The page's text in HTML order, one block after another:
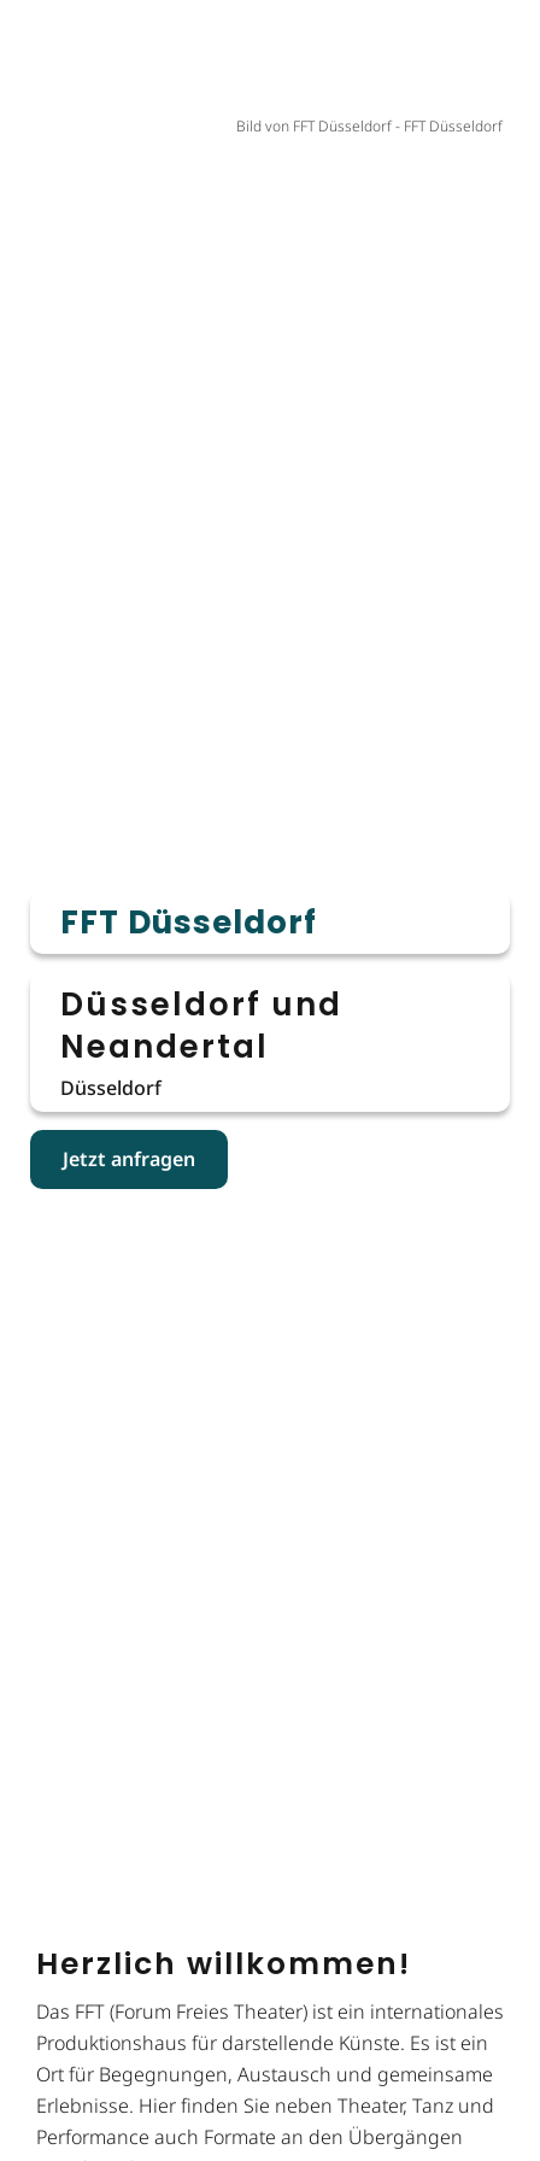
FFT Düsseldorf
Düsseldorf und
Neandertal
Düsseldorf
Jetzt anfragen
Bild von FFT Düsseldorf - FFT Düsseldorf
Herzlich willkommen!
Das FFT (Forum Freies Theater) ist ein internationales
Produktionshaus für darstellende Künste. Es ist ein
Ort für Begegnungen, Austausch und gemeinsame
Erlebnisse. Hier finden Sie neben Theater, Tanz und
Performance auch Formate an den Übergängen